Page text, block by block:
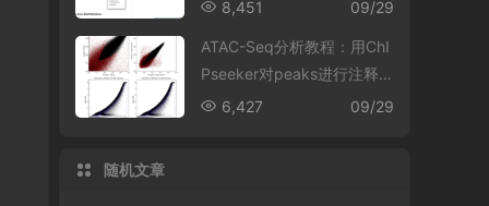
09/29
8,451
ATAC-Seq分析教程：用ChI
Pseeker对peaks进行注释
和可视化
09/29
6,427
随机文章